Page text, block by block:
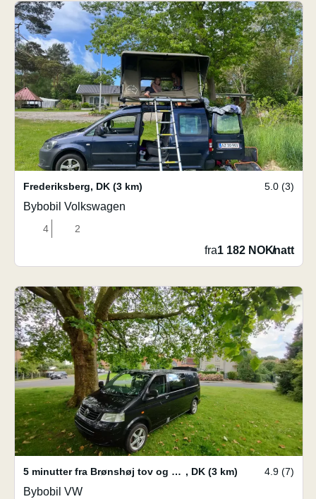
Frederiksberg, DK (3 km) 5.0 (3)
Bybobil Volkswagen
4 2
fra1 182 NOK/natt
5 minutter fra Brønshøj tov og bus plads. , DK (3 km) 4.9 (7)
Bybobil VW